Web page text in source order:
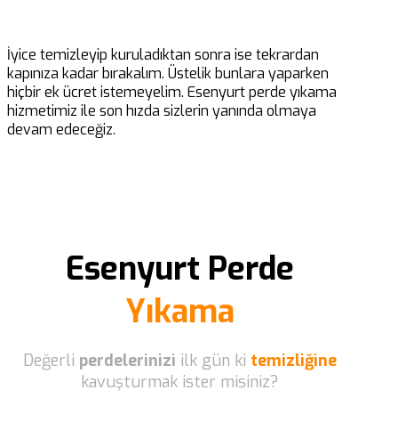
İyice temizleyip kuruladıktan sonra ise tekrardan
kapınıza kadar bırakalım. Üstelik bunlara yaparken
hiçbir ek ücret istemeyelim. Esenyurt perde yıkama
hizmetimiz ile son hızda sizlerin yanında olmaya
devam edeceğiz.
Esenyurt Perde
Yıkama
Değerli perdelerinizi ilk gün ki temizliğine
kavuşturmak ister misiniz?